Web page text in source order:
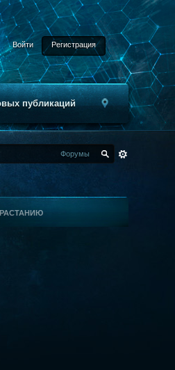
Войти Регистрация
публикаций
Форумы